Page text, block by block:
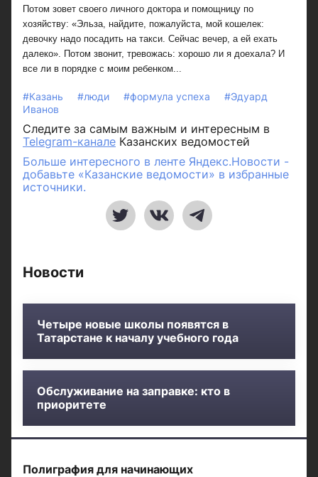
Потом зовет своего личного доктора и помощницу по
хозяйству: «Эльза, найдите, пожалуйста, мой кошелек:
девочку надо посадить на такси. Сейчас вечер, а ей ехать
далеко». Потом звонит, тревожась: хорошо ли я доехала? И
все ли в порядке с моим ребенком...
#Казань #люди #формула успеха
#Эдуард
Иванов
Следите за самым важным и интересным в
Telegram-канале Казанских ведомостей
Больше интересного в ленте Яндекс.Новости -
добавьте «Казанские ведомости» в избранные
источники.
Новости
Четыре новые школы появятся в
Татарстане к началу учебного года
Обслуживание на заправке: кто в
приоритете
Полиграфия для начинающих